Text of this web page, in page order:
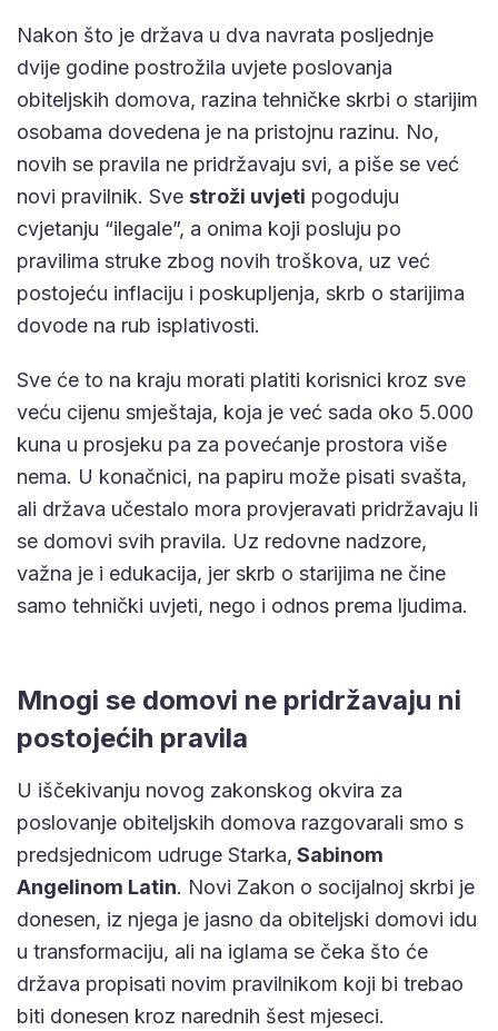
Nakon što je država u dva navrata posljednje
dvije godine postrožila uvjete poslovanja
obiteljskih domova, razina tehničke skrbi o starijim
osobama dovedena je na pristojnu razinu. No,
novih se pravila ne pridržavaju svi, a piše se već
novi pravilnik. Sve stroži uvjeti pogoduju
cvjetanju “ilegale”, a onima koji posluju po
pravilima struke zbog novih troškova, uz već
postojeću inflaciju i poskupljenja, skrb o starijima
dovode na rub isplativosti.
Sve će to na kraju morati platiti korisnici kroz sve
veću cijenu smještaja, koja je već sada oko 5.000
kuna u prosjeku pa za povećanje prostora više
nema. U konačnici, na papiru može pisati svašta,
ali država učestalo mora provjeravati pridržavaju li
se domovi svih pravila. Uz redovne nadzore,
važna je i edukacija, jer skrb o starijima ne čine
samo tehnički uvjeti, nego i odnos prema ljudima.
Mnogi se domovi ne pridržavaju ni
postojećih pravila
U iščekivanju novog zakonskog okvira za
poslovanje obiteljskih domova razgovarali smo s
predsjednicom udruge Starka, Sabinom
Angelinom Latin. Novi Zakon o socijalnoj skrbi je
donesen, iz njega je jasno da obiteljski domovi idu
u transformaciju, ali na iglama se čeka što će
država propisati novim pravilnikom koji bi trebao
biti donesen kroz narednih šest mjeseci.